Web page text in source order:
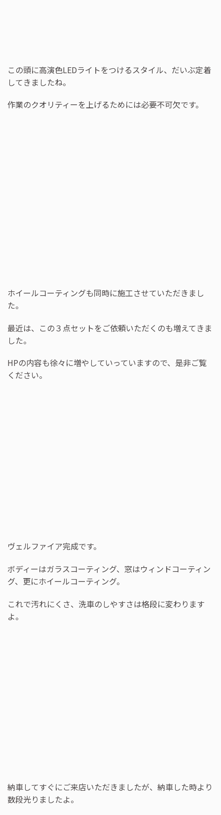
この頭に高演色LEDライトをつけるスタイル、だいぶ定着
してきましたね。
作業のクオリティーを上げるためには必要不可欠です。
ホイールコーティングも同時に施工させていただきまし
た。
最近は、この３点セットをご依頼いただくのも増えてきま
した。
HPの内容も徐々に増やしていっていますので、是非ご覧
ください。
ヴェルファイア完成です。
ボディーはガラスコーティング、窓はウィンドコーティン
グ、更にホイールコーティング。
これで汚れにくさ、洗車のしやすさは格段に変わります
よ。
納車してすぐにご来店いただきましたが、納車した時より
数段光りましたよ。